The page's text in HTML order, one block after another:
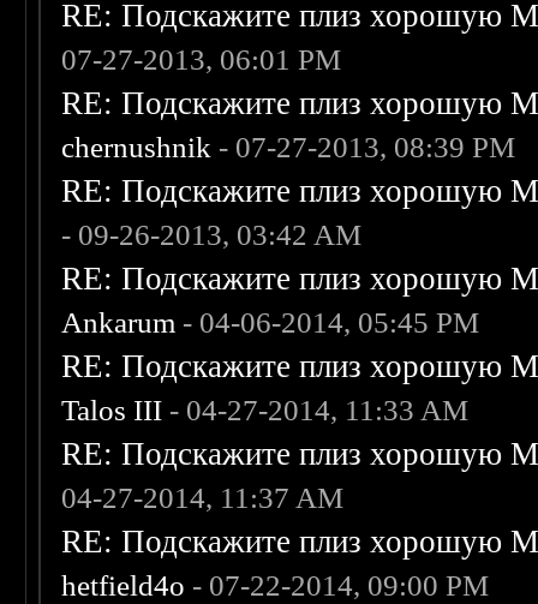
RE: Подскажите плиз хорошую
07-27-2013, 06:01 PM
RE: Подскажите плиз хорошую
chernushnik - 07-27-2013, 08:39 PM
RE: Подскажите плиз хорошую
- 09-26-2013, 03:42 AM
RE: Подскажите плиз хорошую
Ankarum - 04-06-2014, 05:45 PM
RE: Подскажите плиз хорошую
Talos III - 04-27-2014, 11:33 AM
RE: Подскажите плиз хорошую
04-27-2014, 11:37 AM
RE: Подскажите плиз хорошую
hetfield4o - 07-22-2014, 09:00 PM